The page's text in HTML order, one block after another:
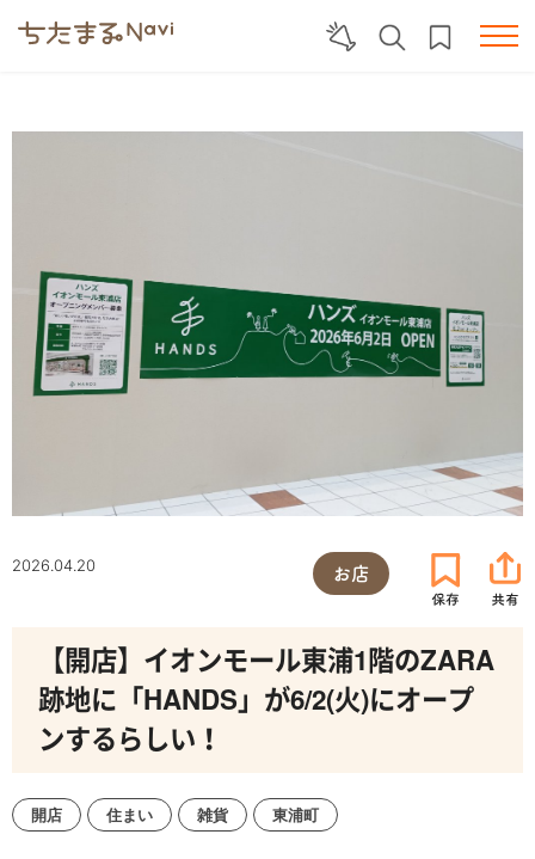
2026.04.20 お店
【開店】イオンモール東浦1階のZARA
跡地に「HANDS」が6/2(火)にオープ
ンするらしい！
開店 住まい 雑貨 東浦町